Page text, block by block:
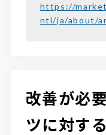
https://
ntl/ja/about/
改善が必
ツに対す